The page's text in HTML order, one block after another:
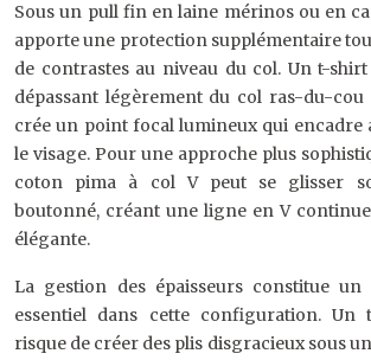
Sous un pull fin en laine mérinos ou en
apporte une protection supplémentaire
de contrastes au niveau du col. Un t-
dépassant légèrement du col ras-du-cou
crée un point focal lumineux qui encadre
le visage. Pour une approche plus
coton pima à col V peut se glisser
boutonné, créant une ligne en V
élégante.
La gestion des épaisseurs constitue un
essentiel dans cette configuration. Un
risque de créer des plis disgracieux sous